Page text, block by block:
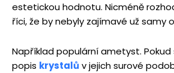
estetickou hodnotu. Nicméně
říci, že by nebyly zajímavé už samy
Například populární ametyst.
popis krystalův jejich surové